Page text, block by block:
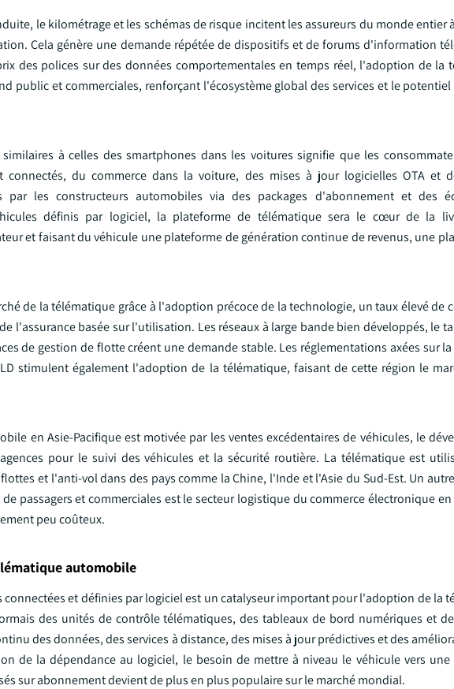
le kilométrage et les schémas de risque incitent les assureurs du monde entier
Cela génère une demande répétée de dispositifs et de forums d'information
des polices sur des données comportementales en temps réel, l'adoption de la
public et commerciales, renforçant l'écosystème global des services et le potentiel
à celles des smartphones dans les voitures signifie que les
connectés, du commerce dans la voiture, des mises à jour logicielles OTA et
par les constructeurs automobiles via des packages d'abonnement et des
définis par logiciel, la plateforme de télématique sera le cœur de la
et faisant du véhicule une plateforme de génération continue de revenus, une
de la télématique grâce à l'adoption précoce de la technologie, un taux élevé de
l'assurance basée sur l'utilisation. Les réseaux à large bande bien développés, le
de gestion de flotte créent une demande stable. Les réglementations axées sur
stimulent également l'adoption de la télématique, faisant de cette région le
en Asie-Pacifique est motivée par les ventes excédentaires de véhicules, le
pour le suivi des véhicules et la sécurité routière. La télématique est
et l'anti-vol dans des pays comme la Chine, l'Inde et l'Asie du Sud-Est. Un
passagers et commerciales est le secteur logistique du commerce électronique
peu coûteux.
automobile
et définies par logiciel est un catalyseur important pour l'adoption de la
des unités de contrôle télématiques, des tableaux de bord numériques et
des données, des services à distance, des mises à jour prédictives et des
de la dépendance au logiciel, le besoin de mettre à niveau le véhicule vers
sur abonnement devient de plus en plus populaire sur le marché mondial.